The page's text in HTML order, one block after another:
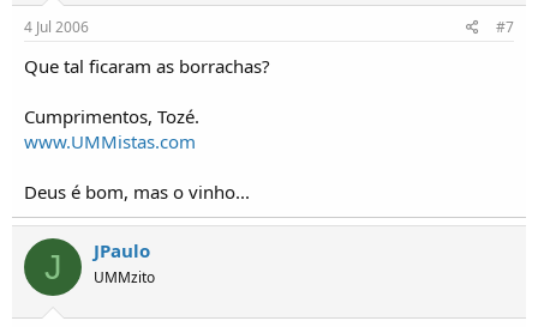
4 Jul 2006 #7
Que tal ficaram as borrachas?
Cumprimentos, Tozé.
www.UMMistas.com
Deus é bom, mas o vinho...
J JPaulo
UMMzito